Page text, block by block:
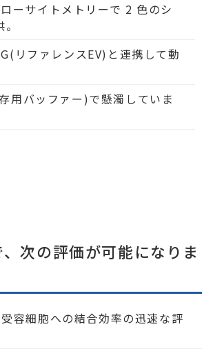
ーサイトメトリーで 2 色のシ
リファレンスEV)と連携して動
用バッファー)で懸濁していま
次の評価が可能になりま
容細胞への結合効率の迅速な評